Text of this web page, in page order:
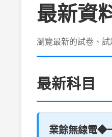
最新資
瀏覽最新的試卷、
最新科目
業餘無線電◆